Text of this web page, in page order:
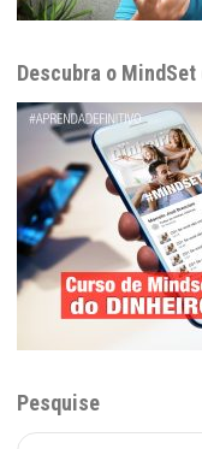
Descubra o MindSet
Pesquise